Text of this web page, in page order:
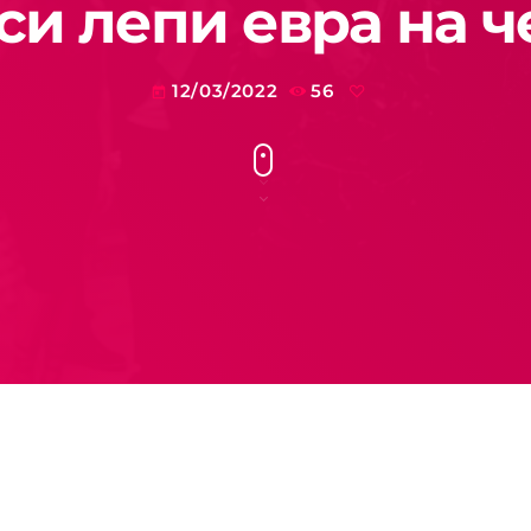
лепи евра на
today 12/03/2022 56